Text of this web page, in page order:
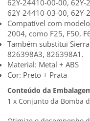
62Y-24410-00-00,
62Y-24410-03-00, 62Y-
Compatível com
2004, como F25, F50,
Também substitui
826398A3, 826398A1.
Material: Metal + ABS
Cor: Preto + Prata
Conteúdo da
1 x Conjunto da Bomba